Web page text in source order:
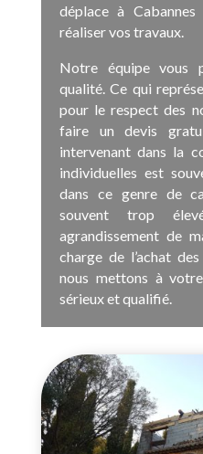
déplace à
réaliser vos travaux.
Notre équipe vous
qualité. Ce qui
pour le respect des
faire un devis
intervenant dans la
individuelles est
dans ce genre de
souvent trop
agrandissement de
charge de l’achat
nous mettons à
sérieux et qualifié.